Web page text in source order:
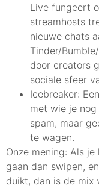
Live fungeert
streamhosts
nieuwe chats
Tinder/
door creators
sociale sfeer
Icebreaker:
met wie je
spam, maar
te wagen.
Onze mening: Als
gaan dan swipen,
duikt, dan is de mix